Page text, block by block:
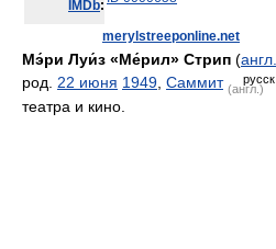
IMDb:
merylstreeponline.net
Мэ́ри Луи́з «Ме́рил» Стрип (англ.
род. 22 июня 1949 Саммит (англ.)
русск.
театра и кино.